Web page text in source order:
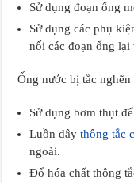
Sử dụng đoạn ống
Sử dụng các phụ
nối các đoạn ống lại
Ống nước bị tắc nghẽn
Sử dụng bơm thụt
Luồn dâythông tắc
ngoài.
Đổ hóa chất thông